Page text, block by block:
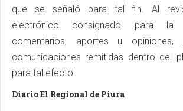
que se señaló para tal fin. Al
electrónico consignado para la
comentarios, aportes u
comunicaciones remitidas dentro del
para tal efecto.
Diario El Regional de Piura